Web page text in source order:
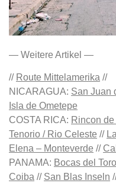
— Weitere Artikel —
// Route Mittelamerika //
NICARAGUA: San Juan
Isla de Ometepe
COSTA RICA: Rincon
Tenorio / Rio Celeste //
Elena – Monteverde //
PANAMA: Bocas del Toro
Coiba // San Blas Inseln